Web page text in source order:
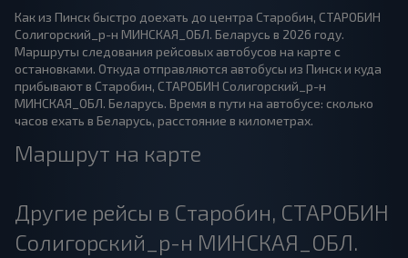
Как из Пинск быстро доехать до центра Старобин, СТАРОБИН
Солигорский_р-н МИНСКАЯ_ОБЛ. Беларусь в 2026 году.
Маршруты следования рейсовых автобусов на карте с
остановками. Откуда отправляются автобусы из Пинск и куда
прибывают в Старобин, СТАРОБИН Солигорский_р-н
МИНСКАЯ_ОБЛ. Беларусь. Время в пути на автобусе: сколько
часов ехать в Беларусь, расстояние в километрах.
Маршрут на карте
Другие рейсы в Старобин, СТАРОБИН
Солигорский_р-н МИНСКАЯ_ОБЛ.